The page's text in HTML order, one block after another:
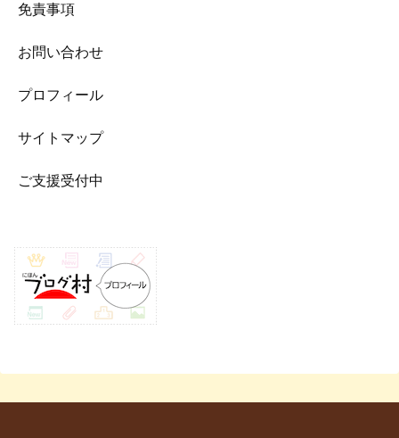
免責事項
お問い合わせ
プロフィール
サイトマップ
ご支援受付中